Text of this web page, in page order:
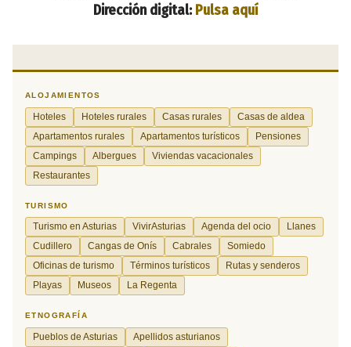
Dirección digital: Pulsa aquí